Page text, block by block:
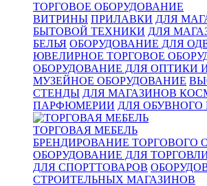
ТОРГОВОЕ ОБОРУДОВАНИЕ
ВИТРИНЫ ПРИЛАВКИ ДЛЯ
БЫТОВОЙ ТЕХНИКИ ДЛЯ
БЕЛЬЯ ОБОРУДОВАНИЕ ДЛЯ
ЮВЕЛИРНОЕ ТОРГОВОЕ
ОБОРУДОВАНИЕ ДЛЯ ОПТИКИ
МУЗЕЙНОЕ ОБОРУДОВАНИЕ
СТЕНДЫ ДЛЯ МАГАЗИНОВ
ПАРФЮМЕРИИ ДЛЯ ОБУВНОГО
ТОРГОВАЯ МЕБЕЛЬ
БРЕНДИРОВАНИЕ ТОРГОВОГО
ОБОРУДОВАНИЕ ДЛЯ
ДЛЯ СПОРТТОВАРОВ
СТРОИТЕЛЬНЫХ МАГАЗИНОВ